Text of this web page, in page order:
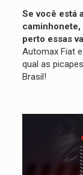
Se você está
perto essas
Automax Fiat
qual as
Brasil!